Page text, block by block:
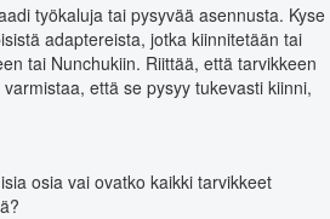
työkaluja tai pysyvää asennusta. Kyse
adaptereista, jotka kiinnitetään tai
tai Nunchukiin. Riittää, että tarvikkeen
että se pysyy tukevasti kiinni,
osia vai ovatko kaikki tarvikkeet